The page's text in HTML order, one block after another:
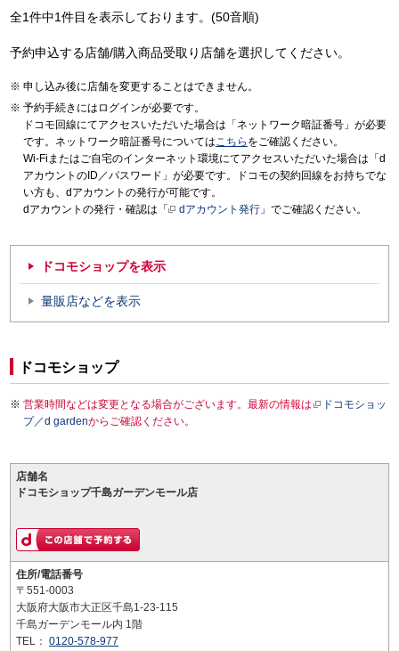
全1件中1件目を表示しております。(50音順)
予約申込する店舗/購入商品受取り店舗を選択してください。
申し込み後に店舗を変更することはできません。
予約手続きにはログインが必要です。
ドコモ回線にてアクセスいただいた場合は「ネットワーク暗証番号」が必要
です。ネットワーク暗証番号についてはこちら をご確認ください。
Wi-Fiまたはご自宅のインターネット環境にてアクセスいただいた場合は「d
アカウントのID／パスワード」が必要です。ドコモの契約回線をお持ちでな
い方も、dアカウントの発行が可能です。
dアカウントの発行・確認は「
dアカウント発行 」でご確認ください。
ドコモショップを表示
量販店などを表示
ドコモショップ
営業時間などは変更となる場合がございます。最新の情報は
ドコモショッ
プ／d gardenからご確認ください。
店舗名
ドコモショップ千島ガーデンモール店
住所/電話番号
〒551-0003
大阪府大阪市大正区千島1-23-115
千島ガーデンモール内 1階
TEL： 0120-578-977